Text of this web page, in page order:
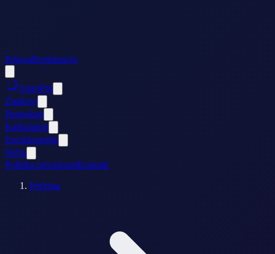
PrijavaRegistracija
AstroPut
Znakovi
Horoskop
Kalkulatori
Enciklopedija
Nebo
Politika privatnostiKontakt
Početna